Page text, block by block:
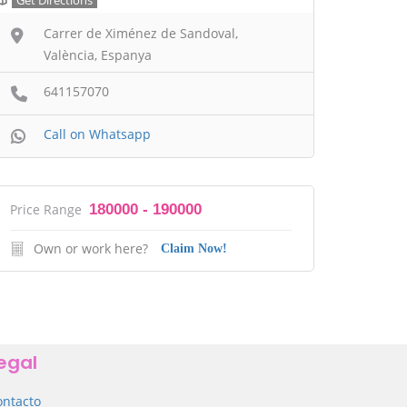
Carrer de Ximénez de Sandoval,
València, Espanya
641157070
Call on Whatsapp
Price Range 180000 - 190000
Own or work here? Claim Now!